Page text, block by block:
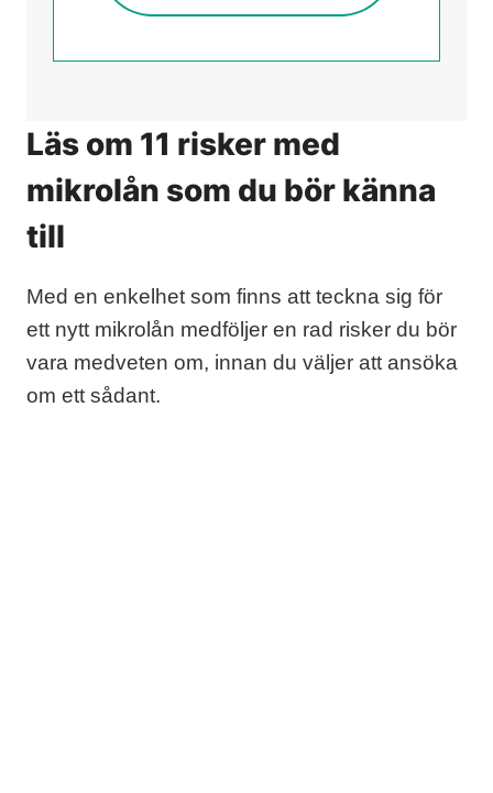
Läs om 11 risker med
mikrolån som du bör känna
till
Med en enkelhet som finns att teckna sig för
ett nytt mikrolån medföljer en rad risker du bör
vara medveten om, innan du väljer att ansöka
om ett sådant.